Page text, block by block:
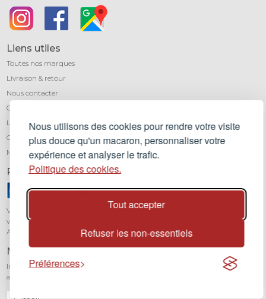
Nous utilisons des cookies pour rendre votre visite
plus douce qu'un macaron, personnaliser votre
expérience et analyser le trafic.
Politique des cookies.
Tout accepter
Refuser les non-essentiels
Préférences
Liens utiles
Toutes nos marques
Livraison & retour
Nous contacter
Qui sommes-nous ?
Léa mundis, le blog
CGV
Mentions légales
Paiement sécurisé
Vos transactions sont protégées grâce au cryptage SSL. Vous pouvez régler
vos achats en toute confiance par carte bancaire (Visa, Mastercard,
American Express) avec notre partenaire Stripe.
Newsletter
Inscrivez-vous à notre newsletter pour être informé de toutes nos
actualités et recevoir 10% sur votre première commande.